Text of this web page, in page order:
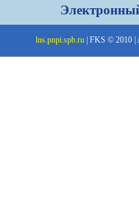
lns.pnpi.spb.ru| FKS © 2010 |